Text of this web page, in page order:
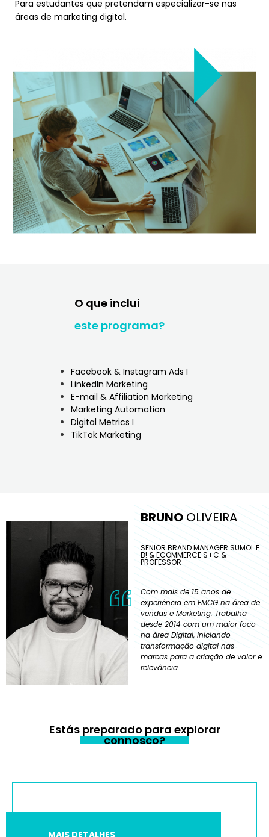
Para estudantes que pretendam especializar-se nas
áreas de marketing digital.
O que inclui
este programa?
Facebook & Instagram Ads I
LinkedIn Marketing
E-mail & Affiliation Marketing
Marketing Automation
Digital Metrics I
TikTok Marketing
BRUNO OLIVEIRA
SENIOR BRAND MANAGER SUMOL E
B! & ECOMMERCE S+C &
PROFESSOR
Com mais de 15 anos de
experiência em FMCG na área de
vendas e Marketing. Trabalha
desde 2014 com um maior foco
na área Digital, iniciando
transformação digital nas
marcas para a criação de valor e
relevância.
Estás preparado para explorar
connosco?
MAIS DETALHES